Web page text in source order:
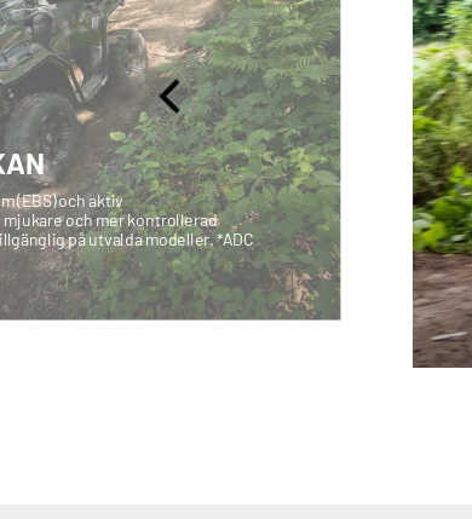
(EBS) och aktiv
och mer kontrollerad
på utvalda modeller. *ADC